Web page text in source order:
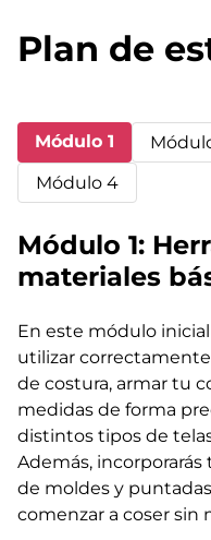
Plan de
Módulo 1
Módulo 4
Módulo 1:
materiales
En este módulo
utilizar
de costura, armar tu
medidas de forma
distintos tipos de
Además,
de moldes y
comenzar a coser sin